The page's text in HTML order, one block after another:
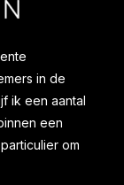
in de
ik een aantal
een
om